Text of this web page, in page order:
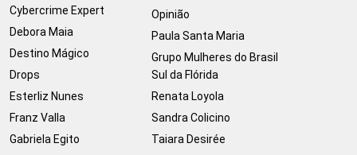
Cybercrime Expert
Debora Maia
Destino Mágico
Drops
Esterliz Nunes
Franz Valla
Gabriela Egito
Opinião
Paula Santa Maria
Grupo Mulheres do Brasil
Sul da Flórida
Renata Loyola
Sandra Colicino
Taiara Desirée